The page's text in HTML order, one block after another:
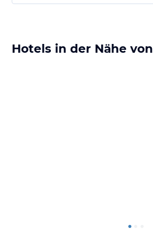
Hotels in der Nähe